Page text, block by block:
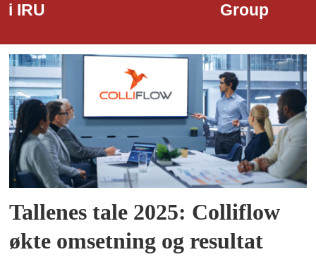
Tallenes tale 2025: Colliflow
økte omsetning og resultat